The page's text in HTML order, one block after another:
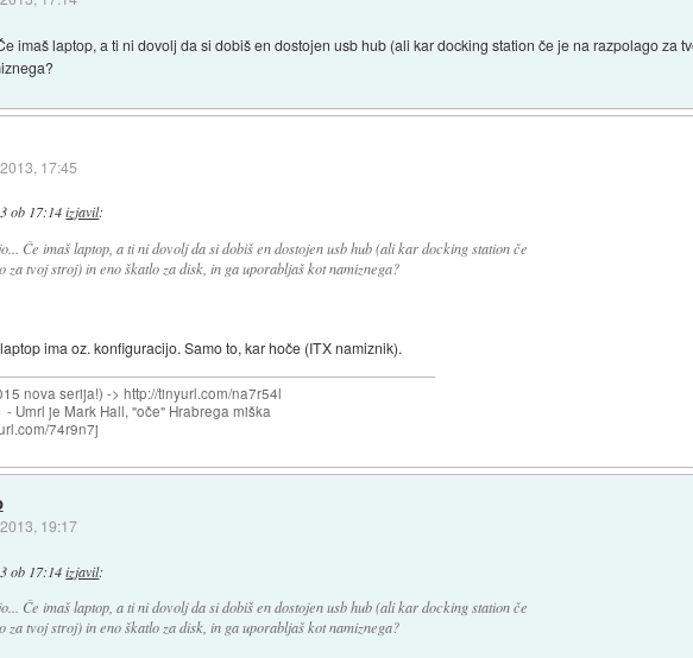
imaš laptop, a ti ni dovolj da si dobiš en dostojen usb hub (ali kar docking station če je na razpolago za
17:45
ob 17:14 izjavil:
Če imaš laptop, a ti ni dovolj da si dobiš en dostojen usb hub (ali kar docking station če
za tvoj stroj) in eno škatlo za disk, in ga uporabljaš kot namiznega?
ima oz. konfiguracijo. Samo to, kar hoče (ITX namiznik).
nova serija!) -> http://tinyurl.com/na7r54l
Umrl je Mark Hall, "oče" Hrabrega miška
74r9n7j
19:17
ob 17:14 izjavil:
Če imaš laptop, a ti ni dovolj da si dobiš en dostojen usb hub (ali kar docking station če
za tvoj stroj) in eno škatlo za disk, in ga uporabljaš kot namiznega?